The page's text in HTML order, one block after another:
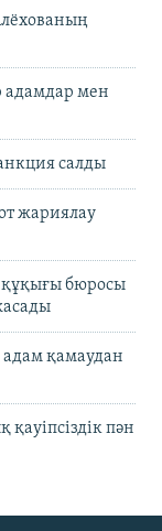
адамдар мен
салды
жариялау
құқығы бюросы
қамаудан
пән